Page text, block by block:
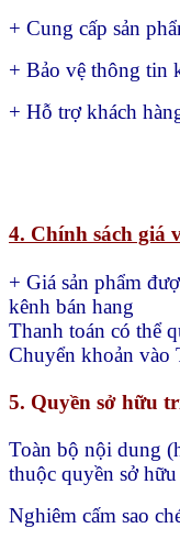
+ Cung cấp sản
+ Bảo vệ thông tin
+ Hỗ trợ khách
4. Chính sách giá
+ Giá sản phẩm
kênh bán hang
Thanh toán có thể
Chuyển khoản vào
5. Quyền sở hữu
Toàn bộ nội dung
thuộc quyền sở
Nghiêm cấm sao